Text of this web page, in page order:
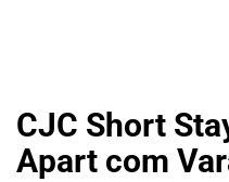
CJC Short
Apart com